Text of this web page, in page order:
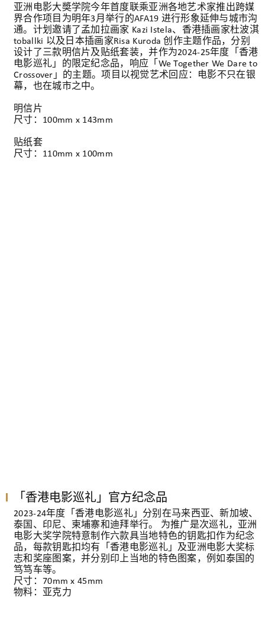
亚洲电影大奬学院今年首度联乘亚洲各地艺术家推出跨媒
界合作项目为明年3月举行的AFA19 进行形象延伸与城市沟
通。计划邀请了孟加拉画家 Kazi Istela、香港插画家杜波淇
toballki 以及日本插画家Risa Kuroda 创作主题作品，分别
设计了三款明信片及贴纸套装，并作为2024-25年度「香港
电影巡礼」的限定纪念品，响应「We Together We Dare to
Crossover」的主题。项目以视觉艺术回应：电影不只在银
幕，也在城市之中。
明信片
尺寸：100mm x 143mm
贴纸套
尺寸：110mm x 100mm
「香港电影巡礼」官方纪念品
2023-24年度「香港电影巡礼」分别在马来西亚、新加坡、
泰国、印尼、柬埔寨和迪拜举行。 为推广是次巡礼，亚洲
电影大奖学院特意制作六款具当地特色的钥匙扣作为纪念
品，每款钥匙扣均有「香港电影巡礼」及亚洲电影大奖标
志和奖座图案，并分别印上当地的特色图案，例如泰国的
笃笃车等。
尺寸：70mm x 45mm
物料：亚克力